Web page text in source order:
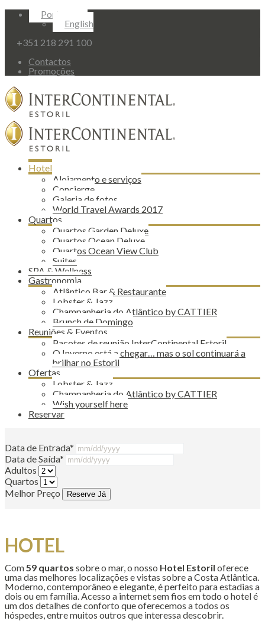
Portuguese
English
+351 218 291 100
Contactos
Promoções
Hotel
Alojamento e serviços
Concierge
Galeria de fotos
World Travel Awards 2017
Quartos
Quartos Garden Deluxe
Quartos Ocean Deluxe
Quartos Ocean View Club
Suites
SPA & Wellness
Gastronomia
Atlântico Bar & Restaurante
Lobster & Jazz
Champanheria do Atlântico by CATTIER
Brunch de Domingo
Reuniões & Eventos
Pacotes de reunião InterContinental Estoril
O Inverno está a chegar… mas o sol continuará a
brilhar no Estoril
Ofertas
Lobster & Jazz
Champanheria do Atlântico by CATTIER
Wish yourself here
Reservar
Data de Entrada*
Data de Saída*
Adultos
Quartos
Melhor Preço
Reserve Já
HOTEL
Com59 quartos sobre o mar, o nosso Hotel Estoril oferece
uma das melhores localizações e vistas sobre a Costa Atlântica.
Moderno, contemporâneo e elegante, é perfeito para estadias a
dois ou em família. Acesso a internet sem fios em todo o hotel é
um dos detalhes de conforto que oferecemos a todos os
hóspedes, entre muitos outros que interessa descobrir.